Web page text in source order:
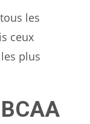
les
ceux
plus